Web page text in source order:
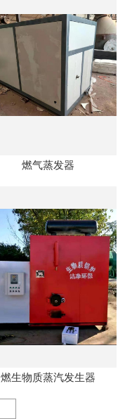
燃气蒸发器
燃生物质蒸汽发生器